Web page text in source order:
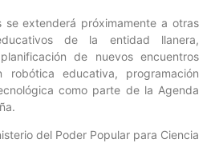
se extenderá próximamente a otras
de la entidad llanera,
de nuevos encuentros
robótica educativa, programación
como parte de la Agenda
del Poder Popular para Ciencia